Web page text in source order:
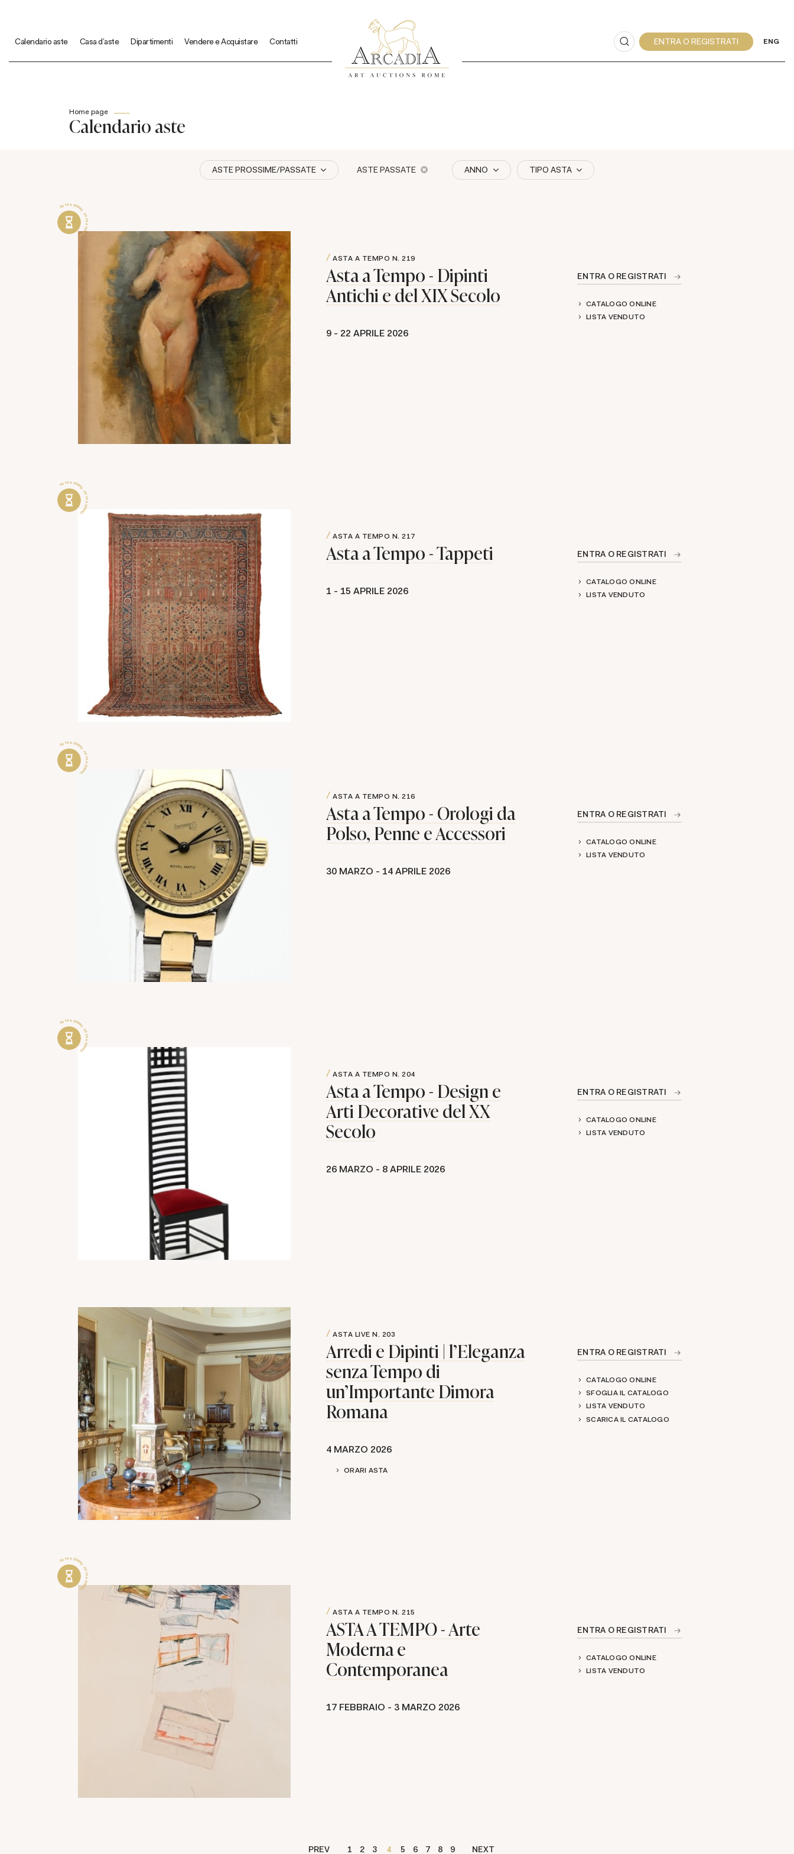
Calendario aste Casa d'aste Dipartimenti Vendere e Acquistare Contatti ENG
Home page
Calendario aste
ASTE PROSSIME/PASSATE ASTE PASSATE ANNO TIPO ASTA
ASTA A TEMPO . ASTA A TEMPO .
ASTA A TEMPO N. 219
Asta a Tempo - Dipinti
Antichi e del XIX Secolo
9 - 22 APRILE 2026
ENTRA O REGISTRATI
CATALOGO ONLINE
LISTA VENDUTO
ASTA A TEMPO . ASTA A TEMPO .
ASTA A TEMPO N. 217
Asta a Tempo - Tappeti
1 - 15 APRILE 2026
ENTRA O REGISTRATI
CATALOGO ONLINE
LISTA VENDUTO
ASTA A TEMPO . ASTA A TEMPO .
ASTA A TEMPO N. 216
Asta a Tempo - Orologi da
Polso, Penne e Accessori
30 MARZO - 14 APRILE 2026
ENTRA O REGISTRATI
CATALOGO ONLINE
LISTA VENDUTO
ASTA A TEMPO . ASTA A TEMPO .
ASTA A TEMPO N. 204
Asta a Tempo - Design e
Arti Decorative del XX
Secolo
26 MARZO - 8 APRILE 2026
ENTRA O REGISTRATI
CATALOGO ONLINE
LISTA VENDUTO
ASTA LIVE N. 203
Arredi e Dipinti | l'Eleganza
senza Tempo di
un'Importante Dimora
Romana
4 MARZO 2026
ORARI ASTA
ENTRA O REGISTRATI
CATALOGO ONLINE
SFOGLIA IL CATALOGO
LISTA VENDUTO
SCARICA IL CATALOGO
ASTA A TEMPO . ASTA A TEMPO .
ASTA A TEMPO N. 215
ASTA A TEMPO - Arte
Moderna e
Contemporanea
17 FEBBRAIO - 3 MARZO 2026
ENTRA O REGISTRATI
CATALOGO ONLINE
LISTA VENDUTO
PREV 1 2 3 4 5 6 7 8 9 NEXT